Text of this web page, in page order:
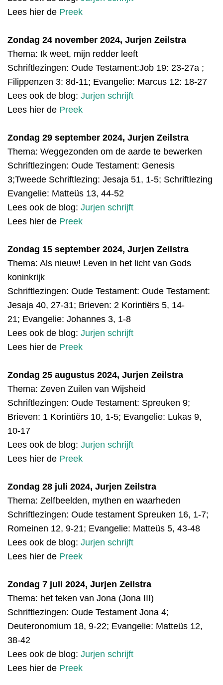
Lees hier de Preek
Zondag 24 november 2024, Jurjen Zeilstra
Thema: Ik weet, mijn redder leeft
Schriftlezingen: Oude Testament:Job 19: 23-27a ;
Filippenzen 3: 8d-11; Evangelie: Marcus 12: 18-27
Lees ook de blog: Jurjen schrijft
Lees hier de Preek
Zondag 29 september 2024, Jurjen Zeilstra
Thema: Weggezonden om de aarde te bewerken
Schriftlezingen: Oude Testament: Genesis
3;Tweede Schriftlezing: Jesaja 51, 1-5; Schriftlezing
Evangelie: Matteüs 13, 44-52
Lees ook de blog: Jurjen schrijft
Lees hier de Preek
Zondag 15 september 2024, Jurjen Zeilstra
Thema: Als nieuw! Leven in het licht van Gods
koninkrijk
Schriftlezingen: Oude Testament: Oude Testament:
Jesaja 40, 27-31; Brieven: 2 Korintiërs 5, 14-
21; Evangelie: Johannes 3, 1-8
Lees ook de blog: Jurjen schrijft
Lees hier de Preek
Zondag 25 augustus 2024, Jurjen Zeilstra
Thema: Zeven Zuilen van Wijsheid
Schriftlezingen: Oude Testament: Spreuken 9;
Brieven: 1 Korintiërs 10, 1-5; Evangelie: Lukas 9,
10-17
Lees ook de blog: Jurjen schrijft
Lees hier de Preek
Zondag 28 juli 2024, Jurjen Zeilstra
Thema: Zelfbeelden, mythen en waarheden
Schriftlezingen: Oude testament Spreuken 16, 1-7;
Romeinen 12, 9-21; Evangelie: Matteüs 5, 43-48
Lees ook de blog: Jurjen schrijft
Lees hier de Preek
Zondag 7 juli 2024, Jurjen Zeilstra
Thema: het teken van Jona (Jona III)
Schriftlezingen: Oude Testament Jona 4;
Deuteronomium 18, 9-22; Evangelie: Matteüs 12,
38-42
Lees ook de blog: Jurjen schrijft
Lees hier de Preek